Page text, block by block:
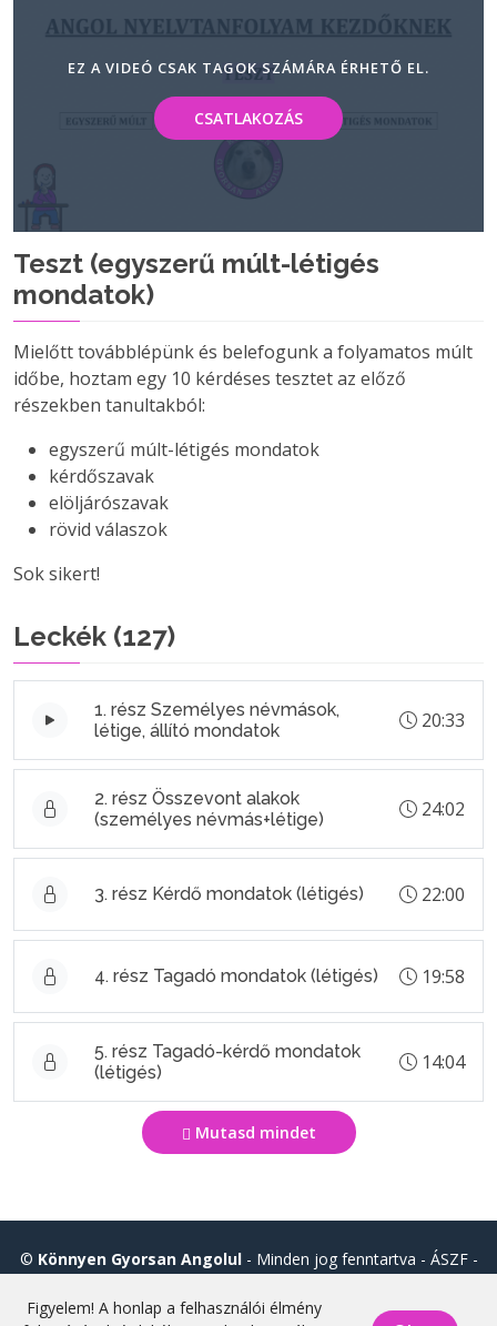
EZ A VIDEÓ CSAK TAGOK SZÁMÁRA ÉRHETŐ EL.
CSATLAKOZÁS
Teszt (egyszerű múlt-létigés
mondatok)
Mielőtt továbblépünk és belefogunk a folyamatos múlt
időbe, hoztam egy 10 kérdéses tesztet az előző
részekben tanultakból:
egyszerű múlt-létigés mondatok
kérdőszavak
elöljárószavak
rövid válaszok
Sok sikert!
Leckék (127)
1. rész Személyes névmások,
létige, állító mondatok
20:33
2. rész Összevont alakok
(személyes névmás+létige)
24:02
3. rész Kérdő mondatok (létigés) 22:00
4. rész Tagadó mondatok (létigés) 19:58
5. rész Tagadó-kérdő mondatok
(létigés)
14:04
Mutasd mindet
© Könnyen Gyorsan Angolul- Minden jog fenntartva - ÁSZF-
Figyelem! A honlap a felhasználói élmény